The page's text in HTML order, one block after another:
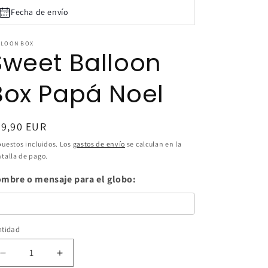
Fecha de envío
BOX
Balloon
Papá Noel
EUR
incluidos. Los gastos de envío se calculan en la
de pago.
o mensaje para el globo:
Reducir
Aumentar